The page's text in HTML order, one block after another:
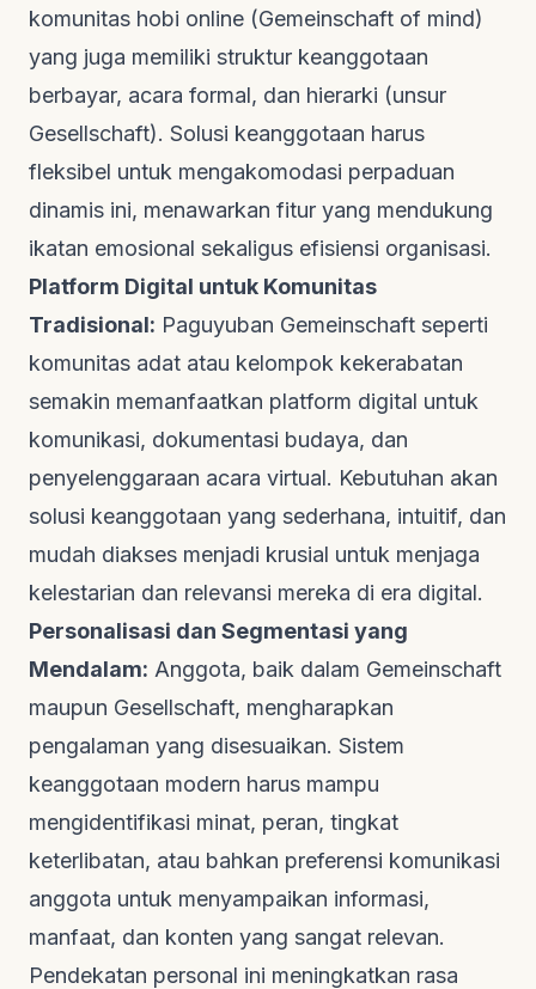
komunitas hobi online (Gemeinschaft of mind)
yang juga memiliki struktur keanggotaan
berbayar, acara formal, dan hierarki (unsur
Gesellschaft). Solusi keanggotaan harus
fleksibel untuk mengakomodasi perpaduan
dinamis ini, menawarkan fitur yang mendukung
ikatan emosional sekaligus efisiensi organisasi.
Platform Digital untuk Komunitas
Tradisional: Paguyuban Gemeinschaft seperti
komunitas adat atau kelompok kekerabatan
semakin memanfaatkan platform digital untuk
komunikasi, dokumentasi budaya, dan
penyelenggaraan acara virtual. Kebutuhan akan
solusi keanggotaan yang sederhana, intuitif, dan
mudah diakses menjadi krusial untuk menjaga
kelestarian dan relevansi mereka di era digital.
Personalisasi dan Segmentasi yang
Mendalam: Anggota, baik dalam Gemeinschaft
maupun Gesellschaft, mengharapkan
pengalaman yang disesuaikan. Sistem
keanggotaan modern harus mampu
mengidentifikasi minat, peran, tingkat
keterlibatan, atau bahkan preferensi komunikasi
anggota untuk menyampaikan informasi,
manfaat, dan konten yang sangat relevan.
Pendekatan personal ini meningkatkan rasa